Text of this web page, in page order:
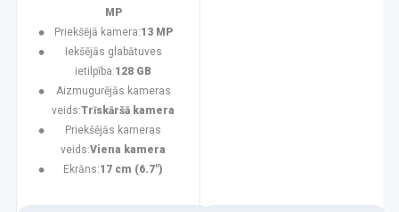
MP
Priekšējā kamera:13 MP
Iekšējās glabātuves
ietilpība:128 GB
Aizmugurējās kameras
veids:Trīskāršā kamera
Priekšējās kameras
veids:Viena kamera
Ekrāns:17 cm (6.7")